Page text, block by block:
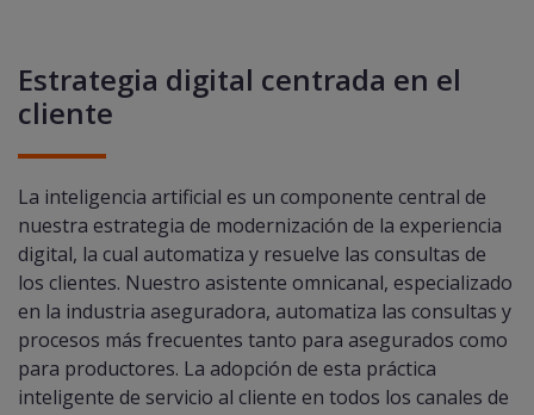
Estrategia digital centrada en el
cliente
La inteligencia artificial es un componente central de
nuestra estrategia de modernización de la experiencia
digital, la cual automatiza y resuelve las consultas de
los clientes. Nuestro asistente omnicanal, especializado
en la industria aseguradora, automatiza las consultas y
procesos más frecuentes tanto para asegurados como
para productores. La adopción de esta práctica
inteligente de servicio al cliente en todos los canales de